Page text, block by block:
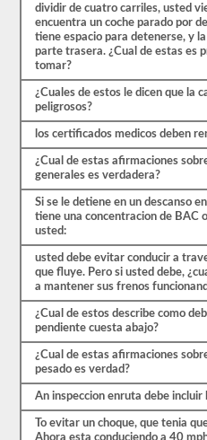
estrés
preguntas
con
que
encontrarás
hacen
que
pasar
sea
muy
fácil.
Tenemos
400
preguntas
que
pertenecen
examen
Conocimiento
general
distribuidas
exámenes
dividir de cuatro carriles, usted
encuentra un coche parado por
tiene espacio para detenerse, y
parte trasera. ¿Cual de estas es
tomar?
¿Cuales de estos le dicen que la
peligrosos?
los certificados medicos deben
¿Cual de estas afirmaciones
generales es verdadera?
Si se le detiene en un descanso
tiene una concentracion de BAC
usted:
usted debe evitar conducir a
que fluye. Pero si usted debe,
a mantener sus frenos
¿Cual de estos describe como
pendiente cuesta abajo?
¿Cual de estas afirmaciones
pesado es verdad?
An inspeccion enruta debe incluir
To evitar un choque, que tenia